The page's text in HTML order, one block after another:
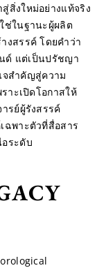
สิ่งใหม่อย่างแท้จริง
ช่ในฐานะผู้ผลิต
งสรรค์ โดยคำว่า
ด์ แต่เป็นปรัชญา
สำคัญสู่ความ
าะเปิดโอกาสให้
รย์ผู้รังสรรค์
ฉพาะตัวที่สื่อสาร
ระดับ